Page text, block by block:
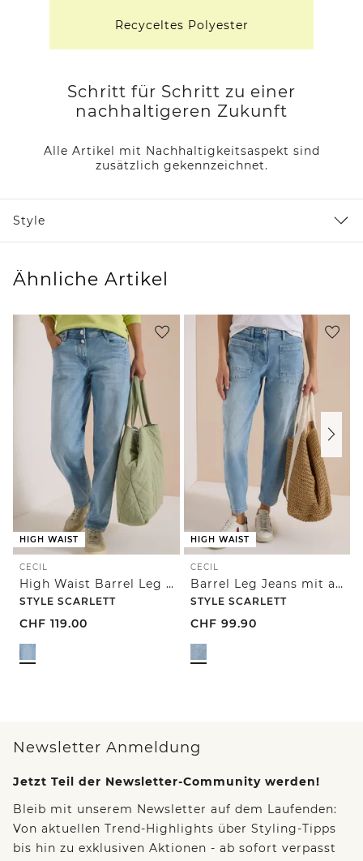
Recyceltes Polyester
Schritt für Schritt zu einer
nachhaltigeren Zukunft
Alle Artikel mit Nachhaltigkeitsaspekt sind
zusätzlich gekennzeichnet.
Style
Ähnliche Artikel
HIGH WAIST
CECIL
High Waist Barrel Leg Jeans im Loose Fit
STYLE SCARLETT
CHF 119.00
HIGH WAIST
CECIL
Barrel Leg Jeans mit aufgesetzten Taschen
STYLE SCARLETT
CHF 99.90
Newsletter Anmeldung
Jetzt Teil der Newsletter-Community werden!
Bleib mit unserem Newsletter auf dem Laufenden:
Von aktuellen Trend-Highlights über Styling-Tipps
bis hin zu exklusiven Aktionen - ab sofort verpasst